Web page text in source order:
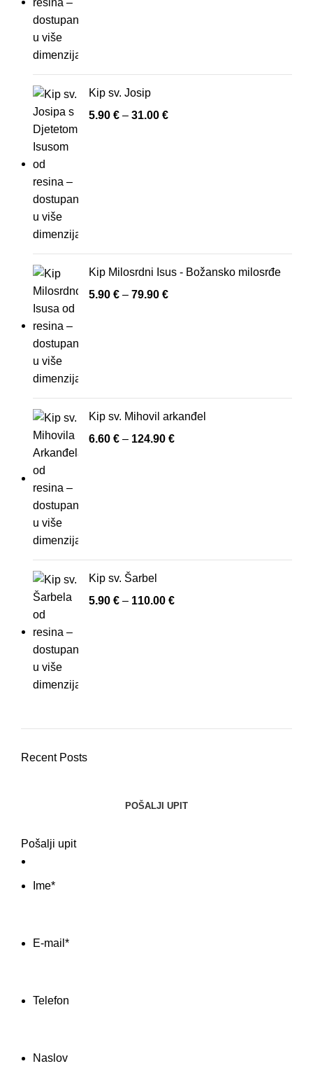
Kip sv. Josip
5.90 € – 31.00 €
Kip Milosrdni Isus - Božansko milosrđe
5.90 € – 79.90 €
Kip sv. Mihovil arkanđel
6.60 € – 124.90 €
Kip sv. Šarbel
5.90 € – 110.00 €
Recent Posts
POŠALJI UPIT
Pošalji upit
Ime*
E-mail *
Telefon
Naslov